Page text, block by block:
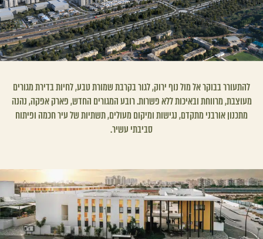
להתעורר בבוקר אל מול נוף ירוק, לגור בקרבת שמורת טבע, לחיות בדירת מגורים
מעוצבת, מרווחת ובאיכות ללא פשרות. רובע המגורים החדש, פארק אפקה, נהנה
מתכנון אורבני מתקדם, נגישות ומיקום מעולים, תשתיות של עיר חכמה ופיתוח
סביבתי עשיר.